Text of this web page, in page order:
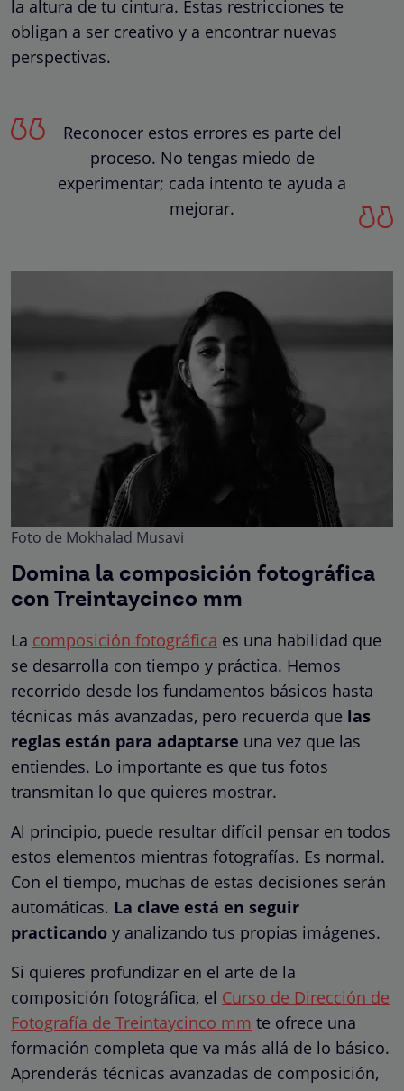
la altura de tu cintura. Estas restricciones te
obligan a ser creativo y a encontrar nuevas
perspectivas.
Reconocer estos errores es parte del
proceso. No tengas miedo de
experimentar; cada intento te ayuda a
mejorar.
Foto de Mokhalad Musavi
Domina la composición fotográfica
con Treintaycinco mm
La composición fotográfica es una habilidad que
se desarrolla con tiempo y práctica. Hemos
recorrido desde los fundamentos básicos hasta
técnicas más avanzadas, pero recuerda que las
reglas están para adaptarse una vez que las
entiendes. Lo importante es que tus fotos
transmitan lo que quieres mostrar.
Al principio, puede resultar difícil pensar en todos
estos elementos mientras fotografías. Es normal.
Con el tiempo, muchas de estas decisiones serán
automáticas. La clave está en seguir
practicando y analizando tus propias imágenes.
Si quieres profundizar en el arte de la
composición fotográfica, el Curso de Dirección de
Fotografía de Treintaycinco mm te ofrece una
formación completa que va más allá de lo básico.
Aprenderás técnicas avanzadas de composición,